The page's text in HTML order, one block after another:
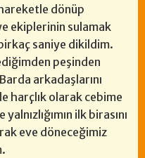
dönüp
ekiplerinin sulamak
saniye dikildim.
peşinden
arkadaşlarını
harçlık olarak cebime
ilk birasını
eve döneceğimiz